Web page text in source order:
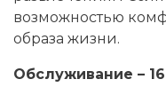
возможностью
образа жизни.
Обслуживание –